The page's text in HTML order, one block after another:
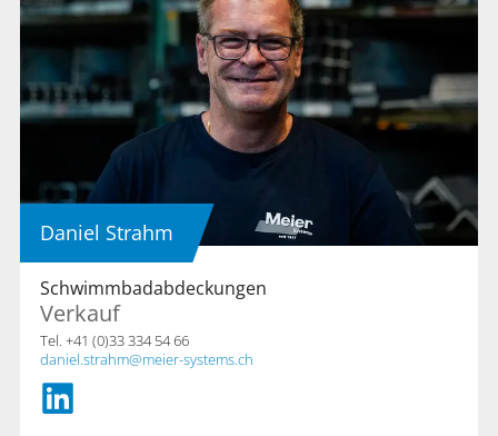
Daniel Strahm
Schwimmbadabdeckungen
Verkauf
Tel. +41 (0)33 334 54 66
daniel.strahm
meier-systems.ch